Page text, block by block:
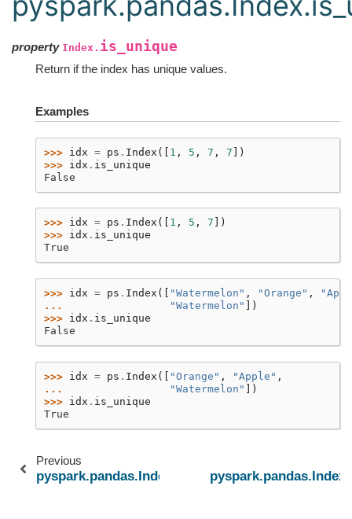
property Index. is_unique
Return if the index has unique values.
Examples
>>> idx = ps . Index ([ 1 , 5 , 7 , 7 ])
>>> idx . is_unique
False
>>> idx = ps . Index ([ 1 , 5 , 7 ])
>>> idx . is_unique
True
>>> idx = ps . Index ([ "Watermelon" , "Orange" ,
...
"Watermelon"
])
>>> idx . is_unique
False
>>> idx = ps . Index ([ "Orange" , "Apple" ,
...
"Watermelon"
])
>>> idx . is_unique
True
Previous
pyspark.pandas.Index.is_monotonic_decreasing